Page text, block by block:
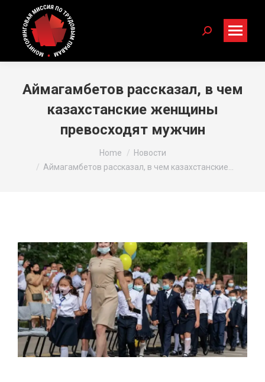
Search:
Аймагамбетов рассказал, в чем
казахстанские женщины
превосходят мужчин
Home
Новости
Аймагамбетов рассказал, в чем казахстанские…